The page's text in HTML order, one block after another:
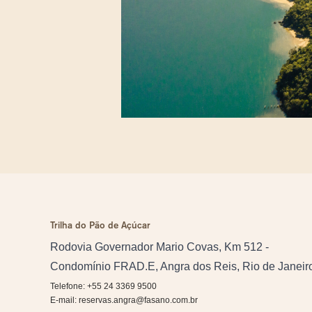
Trilha do Pão de Açúcar
Rodovia Governador Mario Covas, Km 512 -
Condomínio FRAD.E, Angra dos Reis, Rio de
Telefone: +55 24 3369 9500
E-mail: reservas.angra@fasano.com.br